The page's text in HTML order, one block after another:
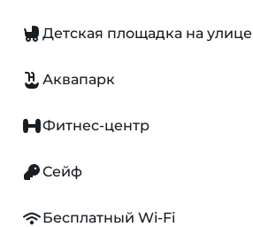
Детская площадка на улице
Аквапарк
Фитнес-центр
Сейф
Бесплатный Wi-Fi